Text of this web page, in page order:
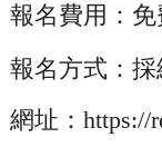
報名費用：免
報名方式：
網址：https://